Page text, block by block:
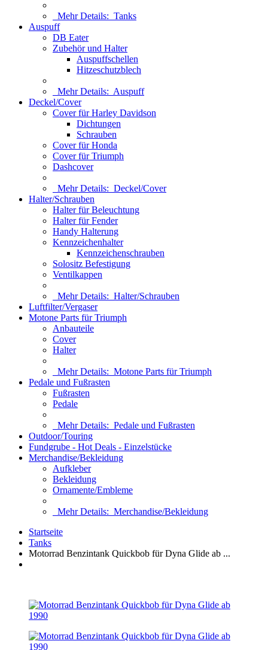
Mehr Details: Tanks
Auspuff
DB Eater
Zubehör und Halter
Auspuffschellen
Hitzeschutzblech
Mehr Details: Auspuff
Deckel/Cover
Cover für Harley Davidson
Dichtungen
Schrauben
Cover für Honda
Cover für Triumph
Dashcover
Mehr Details: Deckel/Cover
Halter/Schrauben
Halter für Beleuchtung
Halter für Fender
Handy Halterung
Kennzeichenhalter
Kennzeichenschrauben
Solositz Befestigung
Ventilkappen
Mehr Details: Halter/Schrauben
Luftfilter/Vergaser
Motone Parts für Triumph
Anbauteile
Cover
Halter
Mehr Details: Motone Parts für Triumph
Pedale und Fußrasten
Fußrasten
Pedale
Mehr Details: Pedale und Fußrasten
Outdoor/Touring
Fundgrube - Hot Deals - Einzelstücke
Merchandise/Bekleidung
Aufkleber
Bekleidung
Ornamente/Embleme
Mehr Details: Merchandise/Bekleidung
Startseite
Tanks
Motorrad Benzintank Quickbob für Dyna Glide ab ...